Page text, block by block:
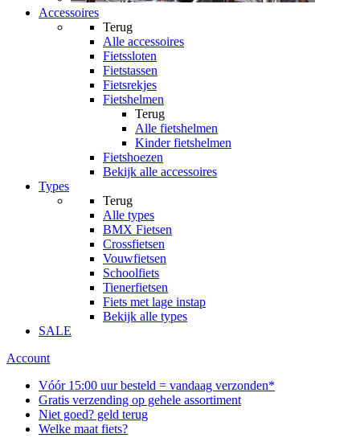
Accessoires
Terug
Alle accessoires
Fietssloten
Fietstassen
Fietsrekjes
Fietshelmen
Terug
Alle fietshelmen
Kinder fietshelmen
Fietshoezen
Bekijk alle accessoires
Types
Terug
Alle types
BMX Fietsen
Crossfietsen
Vouwfietsen
Schoolfiets
Tienerfietsen
Fiets met lage instap
Bekijk alle types
SALE
Account
Vóór 15:00 uur besteld = vandaag verzonden*
Gratis verzending op gehele assortiment
Niet goed? geld terug
Welke maat fiets?